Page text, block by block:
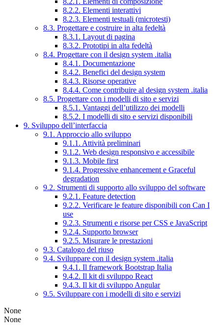
8.2.2. Elementi interattivi
8.2.3. Elementi testuali (microtesti)
8.3. Progettare e costruire in alta fedeltà
8.3.1. Layout di pagina
8.3.2. Prototipi in alta fedeltà
8.4. Progettare con il design system .italia
8.4.1. Documentazione
8.4.2. Benefici del design system
8.4.3. Risorse operative
8.4.4. Come contribuire al design system .italia
8.5. Progettare con i modelli di sito e servizi
8.5.1. Vantaggi dell’utilizzo dei modelli
8.5.2. I modelli di sito e servizi disponibili
9. Sviluppo dell’interfaccia
9.1. Approccio allo sviluppo
9.1.1. Attività preliminari
9.1.2. Web design responsivo e accessibile
9.1.3. Mobile first
9.1.4. Progressive enhancement e Graceful
degradation
9.2. Strumenti di supporto allo sviluppo del software
9.2.1. Feature detection
9.2.2. Verificare le feature disponibili con Can I
use
9.2.3. Strumenti e risorse per CSS e JavaScript
9.2.4. Supporto browser
9.2.5. Misurare le prestazioni
9.3. Catalogo del riuso
9.4. Sviluppare con il design system .italia
9.4.1. Il framework Bootstrap Italia
9.4.2. Il kit di sviluppo React
9.4.3. Il kit di sviluppo Angular
9.5. Sviluppare con i modelli di sito e servizi
None
None